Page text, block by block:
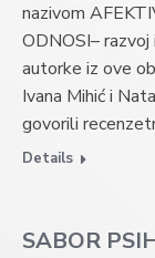
nazivom
ODNOSI– razvoj
autorke iz ove
Ivana Mihić i
govorili
Details
SABOR